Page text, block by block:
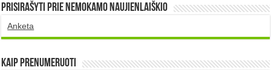
Prisirašyti prie nemokamo naujienlaiškio
Anketa
Kaip prenumeruoti